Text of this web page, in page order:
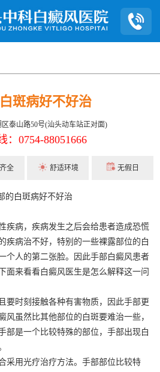
斑病好不好治
泰山路50号(汕头动车站正对面)
：0754-88051666
全 舒适环境 无假日
疾病，疾病发生之后会给患者造成恐慌
疾病治不好，特别的一些裸露部位的白
个人的第二张脸。因此手部白癜风患者
面来看看白癜风医生是怎么解释这一问
要时刻接触各种有害物质，因此手部更
风虽然比其他部位的白斑要难治一些，
部是一个比较特殊的部位，手部出现白
采用光疗治疗方法。手部部位比较特